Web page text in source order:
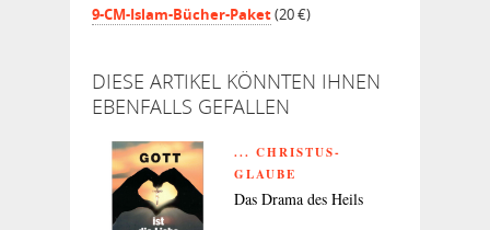
9-CM-Islam-Bücher-Paket(20 €)
DIESE ARTIKEL KÖNNTEN IHNEN
EBENFALLS GEFALLEN
... CHRISTUS-
GLAUBE
Das Drama des Heils